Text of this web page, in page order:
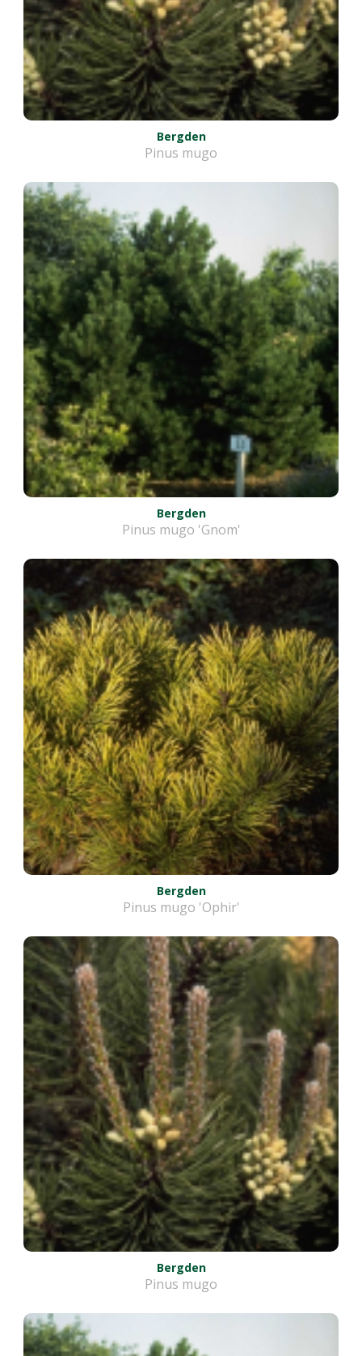
Bergden
Pinus mugo
Bergden
Pinus mugo 'Gnom'
Bergden
Pinus mugo 'Ophir'
Bergden
Pinus mugo